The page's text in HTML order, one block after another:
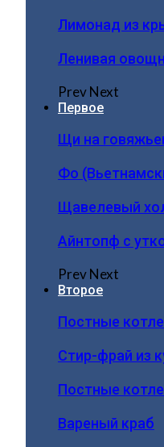
Лимонад из
Ленивая
PrevNext
Первое
Щи на
Фо
Щавелевый
Айнтопф с
PrevNext
Второе
Постные
Стир-фрай из
Постные
Вареный краб